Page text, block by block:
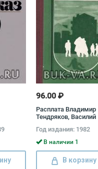
96.00 ₽
Расплата Владимир
Тендряков, Василий
Крупин, Виль Липатов
Год издания: 1982
В наличии 1
В корзину